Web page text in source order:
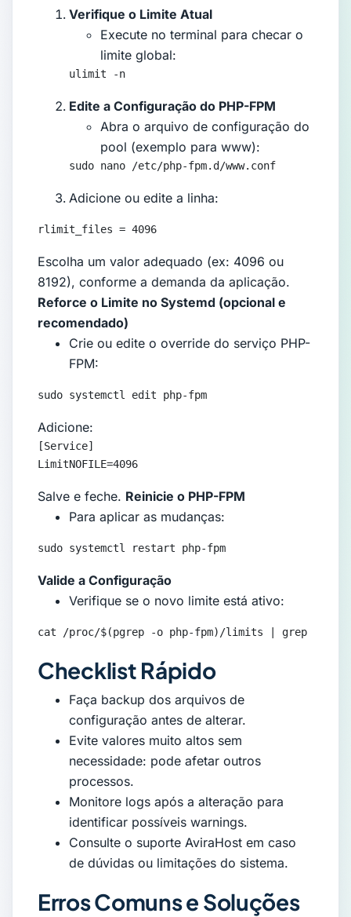
Verifique o Limite Atual
Execute no terminal para checar o
limite global:
ulimit -n
Edite a Configuração do PHP-FPM
Abra o arquivo de configuração do
pool (exemplo para www):
sudo nano /etc/php-fpm.d/www.conf
Adicione ou edite a linha:
rlimit_files = 4096
Escolha um valor adequado (ex: 4096 ou
8192), conforme a demanda da aplicação.
Reforce o Limite no Systemd (opcional e
recomendado)
Crie ou edite o override do serviço PHP-
FPM:
sudo systemctl edit php-fpm
Adicione:
[Service]
LimitNOFILE=4096
Salve e feche. Reinicie o PHP-FPM
Para aplicar as mudanças:
sudo systemctl restart php-fpm
Valide a Configuração
Verifique se o novo limite está ativo:
cat /proc/$(pgrep -o php-fpm)/limits | grep
Checklist Rápido
Faça backup dos arquivos de
configuração antes de alterar.
Evite valores muito altos sem
necessidade: pode afetar outros
processos.
Monitore logs após a alteração para
identificar possíveis warnings.
Consulte o suporte AviraHost em caso
de dúvidas ou limitações do sistema.
Erros Comuns e Soluções